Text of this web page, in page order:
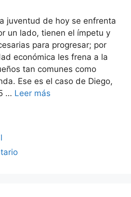
juventud de hoy se enfrenta
un lado, tienen el ímpetu y
para progresar; por
económica les frena a la
tan comunes como
Ese es el caso de Diego,
… Leer más